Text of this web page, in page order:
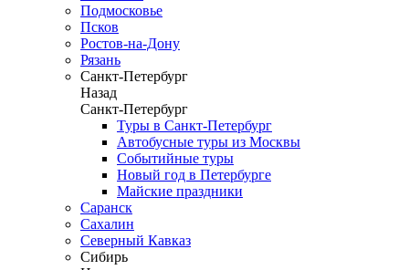
Подмосковье
Псков
Ростов-на-Дону
Рязань
Санкт-Петербург
Назад
Санкт-Петербург
Туры в Санкт-Петербург
Автобусные туры из Москвы
Событийные туры
Новый год в Петербурге
Майские праздники
Саранск
Сахалин
Северный Кавказ
Сибирь